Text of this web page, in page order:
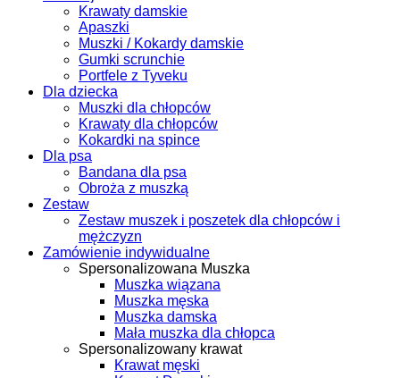
Krawaty damskie
Apaszki
Muszki / Kokardy damskie
Gumki scrunchie
Portfele z Tyveku
Dla dziecka
Muszki dla chłopców
Krawaty dla chłopców
Kokardki na spince
Dla psa
Bandana dla psa
Obroża z muszką
Zestaw
Zestaw muszek i poszetek dla chłopców i
mężczyzn
Zamówienie indywidualne
Spersonalizowana Muszka
Muszka wiązana
Muszka męska
Muszka damska
Mała muszka dla chłopca
Spersonalizowany krawat
Krawat męski